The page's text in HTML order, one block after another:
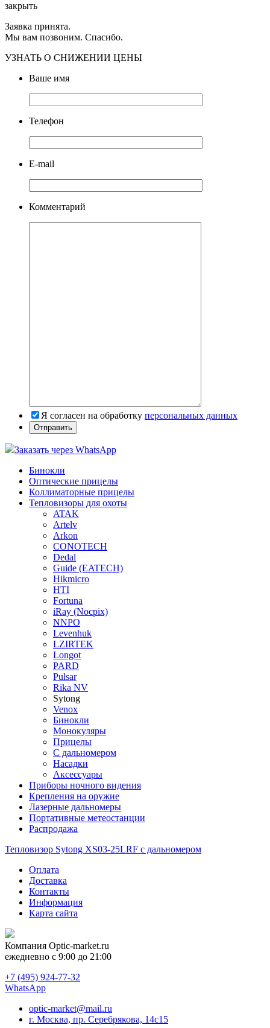
закрыть
Заявка принята.
Мы вам позвоним. Спасибо.
УЗНАТЬ О СНИЖЕНИИ ЦЕНЫ
Ваше имя
Телефон
E-mail
Комментарий
Я согласен на обработку персональных данных
Заказать через WhatsApp
Бинокли
Оптические прицелы
Коллиматорные прицелы
Тепловизоры для охоты
ATAK
Artelv
Arkon
CONOTECH
Dedal
Guide (EATECH)
Hikmicro
HTI
Fortuna
iRay (Nocpix)
NNPO
Levenhuk
LZIRTEK
Longot
PARD
Pulsar
Rika NV
Sytong
Venox
Бинокли
Монокуляры
Прицелы
С дальномером
Насадки
Аксессуары
Приборы ночного видения
Крепления на оружие
Лазерные дальномеры
Портативные метеостанции
Распродажа
Тепловизор Sytong XS03-25LRF с дальномером
Оплата
Доставка
Контакты
Информация
Карта сайта
Компания Optic-market.ru
ежедневно с 9:00 до 21:00
+7 (495) 924-77-32
WhatsApp
optic-market@mail.ru
г. Москва, пр. Серебрякова, 14с15